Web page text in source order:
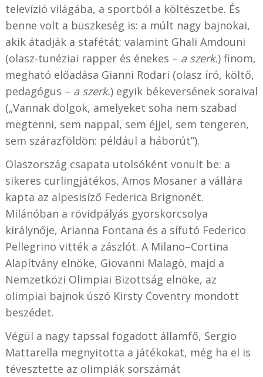
televízió világába, a sportból a költészetbe. És
benne volt a büszkeség is: a múlt nagy bajnokai,
akik átadják a stafétát; valamint Ghali Amdouni
(olasz-tunéziai rapper és énekes – a szerk.) finom,
megható előadása Gianni Rodari (olasz író, költő,
pedagógus – a szerk.) egyik békeversének soraival
(„Vannak dolgok, amelyeket soha nem szabad
megtenni, sem nappal, sem éjjel, sem tengeren,
sem szárazföldön: például a háborút”).
Olaszország csapata utolsóként vonult be: a
sikeres curlingjátékos, Amos Mosaner a vállára
kapta az alpesisíző Federica Brignonét.
Milánóban a rövidpályás gyorskorcsolya
királynője, Arianna Fontana és a sífutó Federico
Pellegrino vitték a zászlót. A Milano–Cortina
Alapítvány elnöke, Giovanni Malagò, majd a
Nemzetközi Olimpiai Bizottság elnöke, az
olimpiai bajnok úszó Kirsty Coventry mondott
beszédet.
Végül a nagy tapssal fogadott államfő, Sergio
Mattarella megnyitotta a játékokat, még ha el is
tévesztette az olimpiák sorszámát